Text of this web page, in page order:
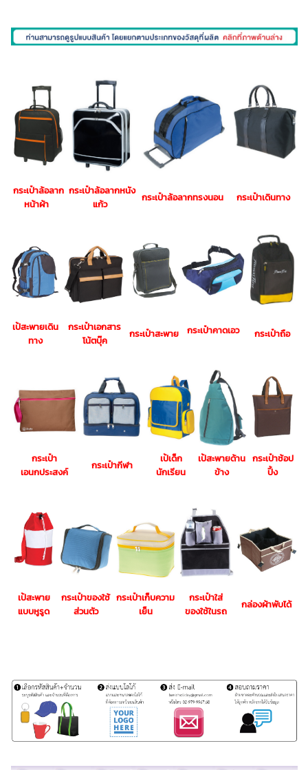
กระเป๋าล้อลาก
หน้าผ้า
กระเป๋าล้อลากหนัง
แก้ว
กระเป๋าล้อลากทรงนอน กระเป๋าเดินทาง
เป้สะพายเดิน
ทาง
กระเป๋าเอกสาร
โน้ตบุ๊ค
กระเป๋าสะพาย กระเป๋าคาดเอว กระเป๋าถือ
กระเป๋า
เอนกประสงค์
กระเป๋ากีฬา
เป้เด็ก
นักเรียน
เป้สะพายด้าน
ข้าง
กระเป๋าช้อป
ปิ้ง
เป้สะพาย
แบบหูรูด
กระเป๋าของใช้
ส่วนตัว
กระเป๋าเก็บความ
เย็น
กระเป๋าใส่
ของใช้ในรถ
กล่องผ้าพับได้